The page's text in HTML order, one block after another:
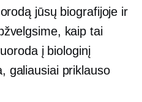
jūsų biografijoje ir
kaip tai
į biologinį
galiausiai priklauso